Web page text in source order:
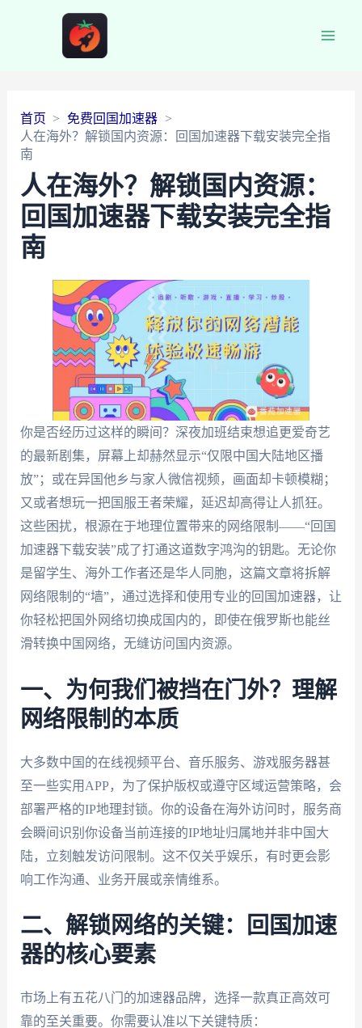
首页
免费回国加速器
人在海外？解锁国内资源：回国加速器下载安装完全指
南
人在海外？解锁国内资源：
回国加速器下载安装完全指
南
你是否经历过这样的瞬间？深夜加班结束想追更爱奇艺
的最新剧集，屏幕上却赫然显示“仅限中国大陆地区播
放”；或在异国他乡与家人微信视频，画面却卡顿模糊；
又或者想玩一把国服王者荣耀，延迟却高得让人抓狂。
这些困扰，根源在于地理位置带来的网络限制——“回国
加速器下载安装”成了打通这道数字鸿沟的钥匙。无论你
是留学生、海外工作者还是华人同胞，这篇文章将拆解
网络限制的“墙”，通过选择和使用专业的回国加速器，让
你轻松把国外网络切换成国内的，即使在俄罗斯也能丝
滑转换中国网络，无缝访问国内资源。
一、为何我们被挡在门外？理解
网络限制的本质
大多数中国的在线视频平台、音乐服务、游戏服务器甚
至一些实用APP，为了保护版权或遵守区域运营策略，会
部署严格的IP地理封锁。你的设备在海外访问时，服务商
会瞬间识别你设备当前连接的IP地址归属地并非中国大
陆，立刻触发访问限制。这不仅关乎娱乐，有时更会影
响工作沟通、业务开展或亲情维系。
二、解锁网络的关键：回国加速
器的核心要素
市场上有五花八门的加速器品牌，选择一款真正高效可
靠的至关重要。你需要认准以下关键特质：